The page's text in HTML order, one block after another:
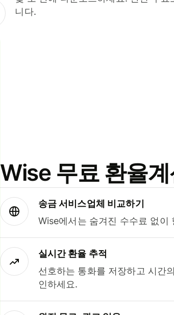
니다.
Wise 무료 환율
송금 서비스업체 비교하기
Wise에서는 숨겨진 수수료 없이
실시간 환율 추적
선호하는 통화를 저장하고 시간
인하세요.